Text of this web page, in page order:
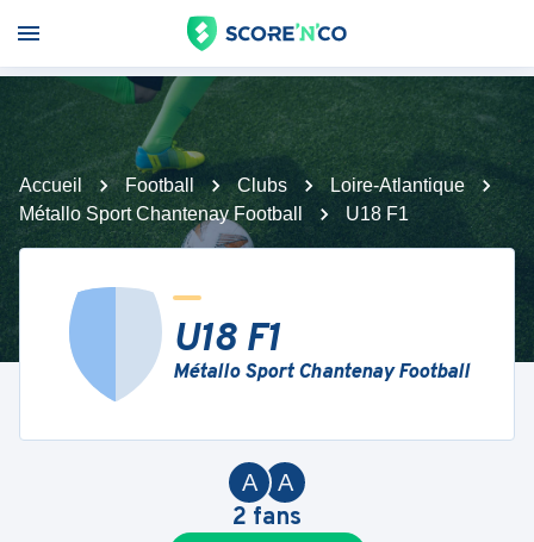
Accueil Football Clubs
Loire-Atlantique
Métallo Sport Chantenay Football
U18 F1
U18 F1
Métallo Sport Chantenay Football
A
A
2 fans